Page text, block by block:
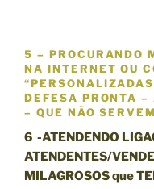
5 – PROCURANDO
NA INTERNET OU
“
DEFESA PRONTA
– QUE NÃO
6 -ATENDENDO
ATENDENTES/
MILAGROSOS que